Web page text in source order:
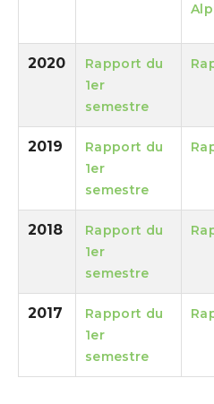
2020
Rapport du
1er
semestre
2019
Rapport du
1er
semestre
2018
Rapport du
1er
semestre
2017
Rapport du
1er
semestre